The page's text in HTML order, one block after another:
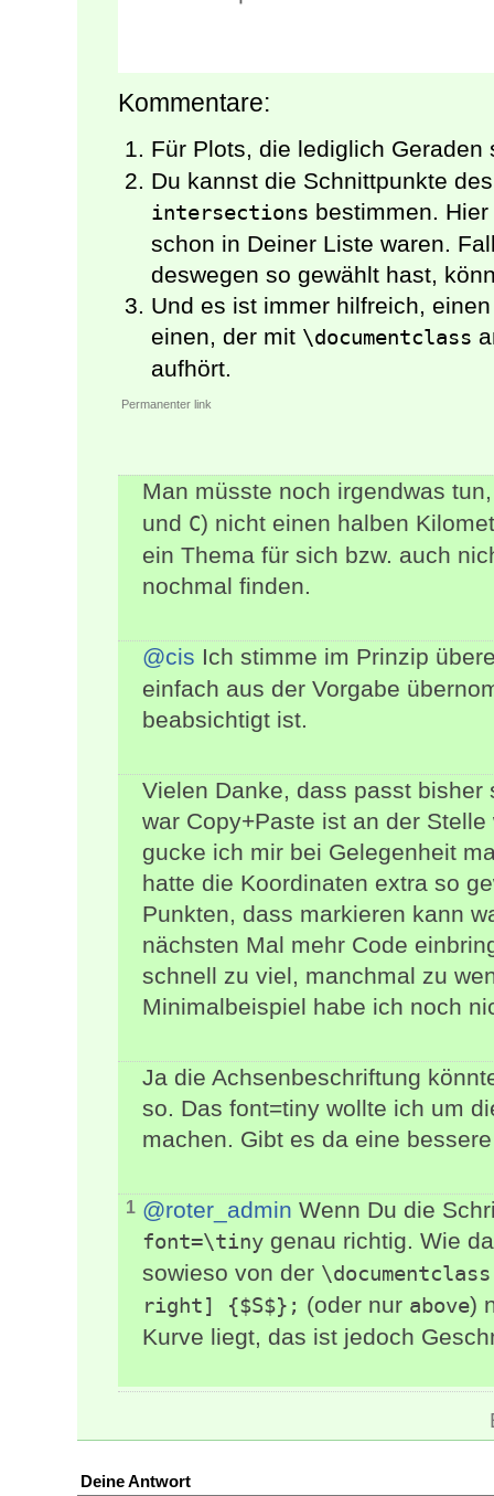
Kommentare:
Für Plots, die lediglich
Du kannst die Schnittpunkte
intersections bestimmen.
schon in Deiner Liste waren.
deswegen so gewählt hast,
Und es ist immer hilfreich,
einen, der mit \documentclass
aufhört.
Permanenter link
Man müsste noch irgendwas
und C) nicht einen halben
ein Thema für sich bzw. auch
nochmal finden.
@cis Ich stimme im Prinzip
einfach aus der Vorgabe
beabsichtigt ist.
Vielen Danke, dass passt
war Copy+Paste ist an der
gucke ich mir bei Gelegenheit
hatte die Koordinaten extra so
Punkten, dass markieren kann
nächsten Mal mehr Code
schnell zu viel, manchmal zu
Minimalbeispiel habe ich noch
Ja die Achsenbeschriftung
so. Das font=tiny wollte ich um
machen. Gibt es da eine
1 @roter_admin Wenn Du die
font=\tiny genau richtig. Wie
sowieso von der \documentclass
right] {$S$}; (oder nur above)
Kurve liegt, das ist jedoch
Deine Antwort